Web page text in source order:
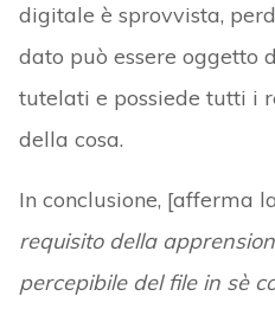
digitale è sprovvista,
dato può essere oggetto
tutelati e possiede tutti i
della cosa.
In conclusione, [afferma
requisito della
percepibile del file in sè